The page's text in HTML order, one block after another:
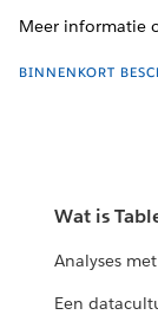
Meer informatie
BINNENKORT
Wat is
Analyses
Een